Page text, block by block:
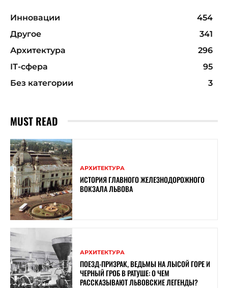
Инновации
454
Другое
341
Архитектура
296
ІТ-сфера
95
Без категории
3
MUST READ
АРХИТЕКТУРА
ИСТОРИЯ ГЛАВНОГО ЖЕЛЕЗНОДОРОЖНОГО
ВОКЗАЛА ЛЬВОВА
АРХИТЕКТУРА
ПОЕЗД-ПРИЗРАК, ВЕДЬМЫ НА ЛЫСОЙ ГОРЕ И
ЧЕРНЫЙ ГРОБ В РАТУШЕ: О ЧЕМ
РАССКАЗЫВАЮТ ЛЬВОВСКИЕ ЛЕГЕНДЫ?